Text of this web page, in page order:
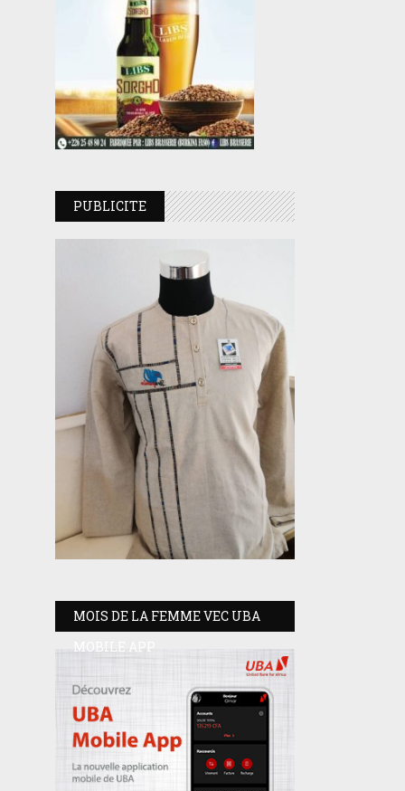
PUBLICITE
MOIS DE LA FEMME VEC UBA
MOBILE APP